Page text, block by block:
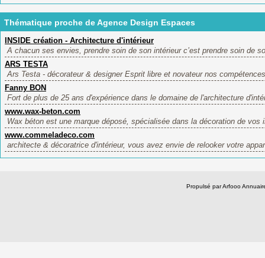
Thématique proche de Agence Design Espaces
INSIDE création - Architecture d'intérieur
A chacun ses envies, prendre soin de son intérieur c’est prendre soin de
ARS TESTA
Ars Testa - décorateur & designer Esprit libre et novateur nos
Fanny BON
Fort de plus de 25 ans d'expérience dans le domaine de l'architecture
www.wax-beton.com
Wax béton est une marque déposé, spécialisée dans la décoration de vos
www.commeladeco.com
architecte & décoratrice d'intérieur, vous avez envie de relooker votre
Propulsé par Arfooo